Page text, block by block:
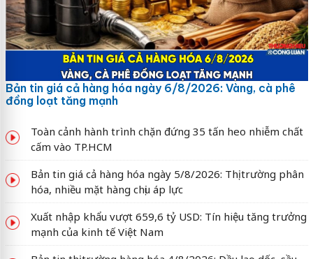
Bản tin giá cả hàng hóa ngày 6/8/2026: Vàng, cà phê
đồng loạt tăng mạnh
Toàn cảnh hành trình chặn đứng 35 tấn heo nhiễm chất
cấm vào TP.HCM
Bản tin giá cả hàng hóa ngày 5/8/2026: Thị trường phân
hóa, nhiều mặt hàng chịu áp lực
Xuất nhập khẩu vượt 659,6 tỷ USD: Tín hiệu tăng trưởng
mạnh của kinh tế Việt Nam